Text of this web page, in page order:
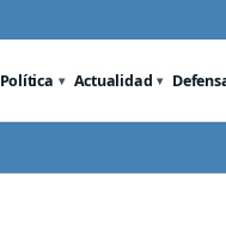
Política Actualidad